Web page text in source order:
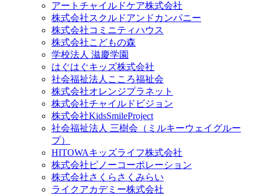
アートチャイルドケア株式会社
株式会社スクルドアンドカンパニー
株式会社コミニティハウス
株式会社こどもの森
学校法人 滋慶学園
はぐはぐキッズ株式会社
社会福祉法人こころ福祉会
株式会社オレンジプラネット
株式会社チャイルドビジョン
株式会社KidsSmileProject
社会福祉法人 三樹会（ミルキーウェイグルー
プ）
HITOWAキッズライフ株式会社
株式会社ピノーコーポレーション
株式会社さくらさくみらい
ライクアカデミー株式会社